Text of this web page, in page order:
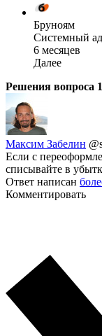
Бруноям
Системный
6 месяцев
Далее
Решения вопроса 1
Максим Забелин
Если с
списывайте в
Ответ написан
Комментировать